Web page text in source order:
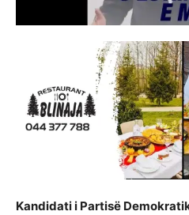
Kandidati i Partisë